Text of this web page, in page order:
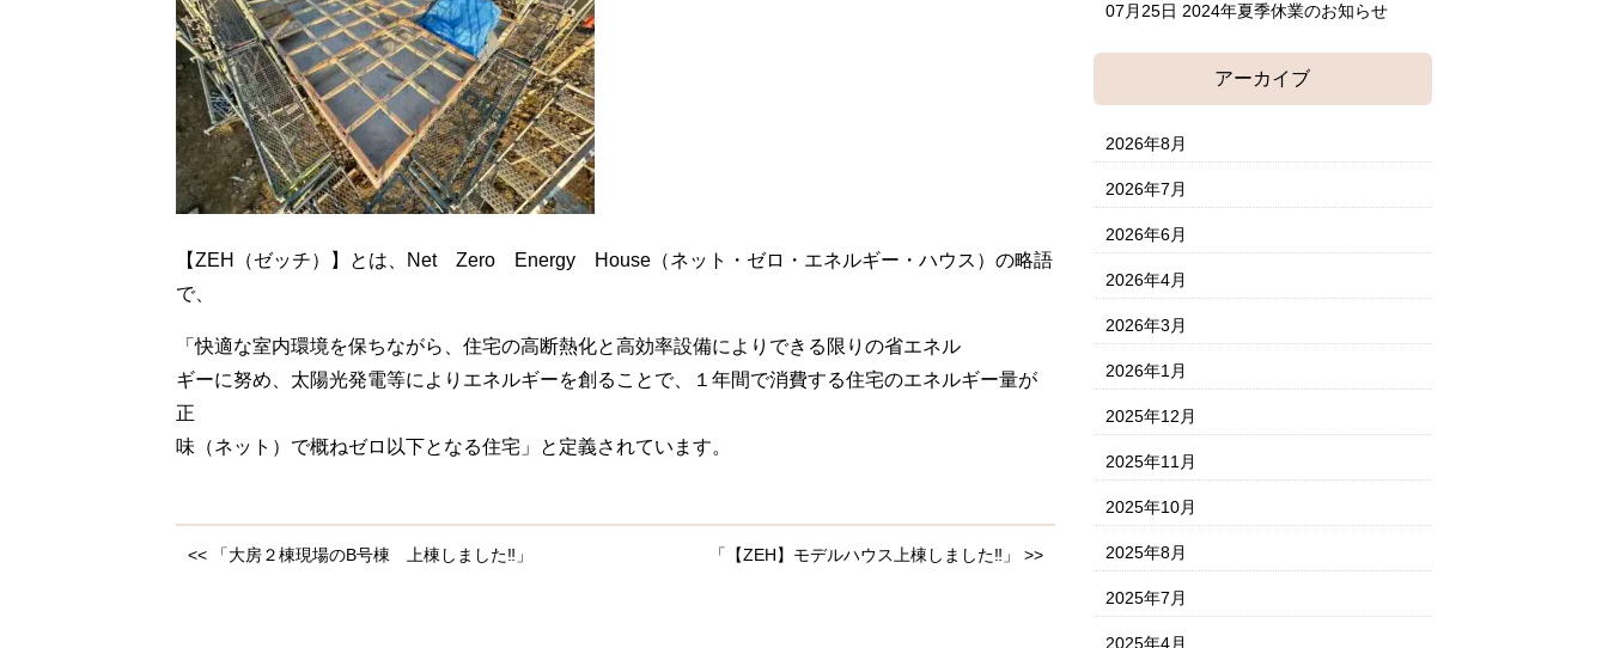
【ZEH（ゼッチ）】とは、Net Zero Energy House（ネット・ゼロ・エネルギー・ハウス）の略語
で、
「快適な室内環境を保ちながら、住宅の高断熱化と高効率設備によりできる限りの省エネル
ギーに努め、太陽光発電等によりエネルギーを創ることで、１年間で消費する住宅のエネルギー量が
正
味（ネット）で概ねゼロ以下となる住宅」と定義されています。
<< 「大房２棟現場のB号棟 上棟しました‼」 「【ZEH】モデルハウス上棟しました‼」 >>
07月25日 2024年夏季休業のお知らせ
アーカイブ
2026年8月
2026年7月
2026年6月
2026年4月
2026年3月
2026年1月
2025年12月
2025年11月
2025年10月
2025年8月
2025年7月
2025年4月